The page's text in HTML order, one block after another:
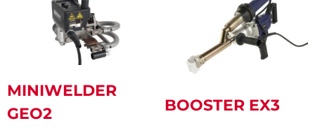
MINIWELDER
GEO2
BOOSTER EX3